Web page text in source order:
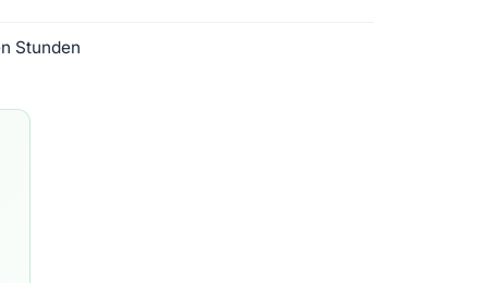
Stunden